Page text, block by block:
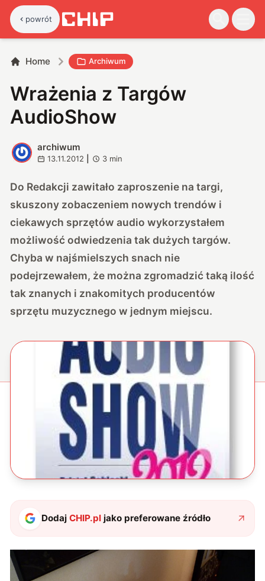
powrót
Home Archiwum
Wrażenia z Targów
AudioShow
A
archiwum
13.11.2012 3 min
Do Redakcji zawitało zaproszenie na targi,
skuszony zobaczeniem nowych trendów i
ciekawych sprzętów audio wykorzystałem
możliwość odwiedzenia tak dużych targów.
Chyba w najśmielszych snach nie
podejrzewałem, że można zgromadzić taką ilość
tak znanych i znakomitych producentów
sprzętu muzycznego w jednym miejscu.
DodajCHIP.pl jako preferowane źródło